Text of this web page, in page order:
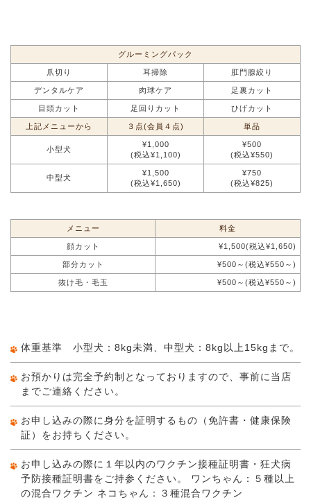
グルーミングパック
爪切り 耳掃除 肛門腺絞り
デンタルケア 肉球ケア 足裏カット
目頭カット 足回りカット ひげカット
上記メニューから ３点(会員４点) 単品
小型犬
¥1,000
(税込¥1,100)
¥500
(税込¥550)
中型犬
¥1,500
(税込¥1,650)
¥750
(税込¥825)
メニュー 料金
顔カット ¥1,500(税込¥1,650)
部分カット ¥500～(税込¥550～)
抜け毛・毛玉 ¥500～(税込¥550～)
体重基準 小型犬：8kg未満、中型犬：8kg以上15kgまで。
お預かりは完全予約制となっておりますので、事前に当店
までご連絡ください。
お申し込みの際に身分を証明するもの（免許書・健康保険
証）をお持ちください。
お申し込みの際に１年以内のワクチン接種証明書・狂犬病
予防接種証明書をご持参ください。 ワンちゃん：５種以上
の混合ワクチン ネコちゃん：３種混合ワクチン